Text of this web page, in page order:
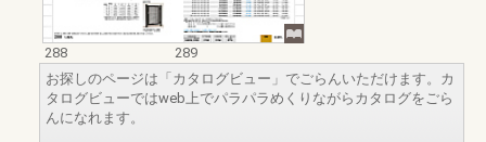
288
289
お探しのページは「カタログビュー」でごらんいただけます。カ
タログビューではweb上でパラパラめくりながらカタログをごら
んになれます。